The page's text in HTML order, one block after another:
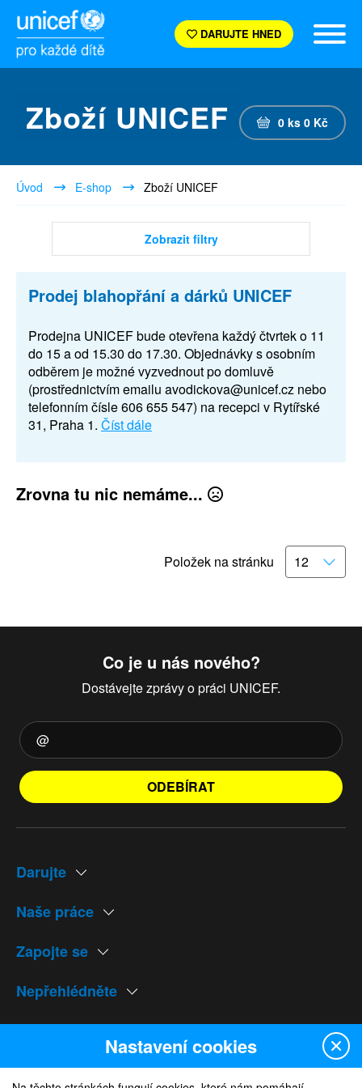
DARUJTE HNED
Zboží UNICEF 0 ks 0 Kč
Úvod E-shop Zboží UNICEF
Zobrazit filtry
Prodej blahopřání a dárků UNICEF
Prodejna UNICEF bude otevřena každý čtvrtek o 11
do 15 a od 15.30 do 17.30. Objednávky s osobním
odběrem je možné vyzvednout po domluvě
(prostřednictvím emailu avodickova@unicef.cz nebo
telefonním čísle 606 655 547) na recepci v Rytířské
31, Praha 1. Číst dále
Zrovna tu nic nemáme...
Položek na stránku
Co je u nás nového?
Dostávejte zprávy o práci UNICEF.
ODEBÍRAT
Darujte
Naše práce
Zapojte se
Nepřehlédněte
Naše weby
Nastavení cookies